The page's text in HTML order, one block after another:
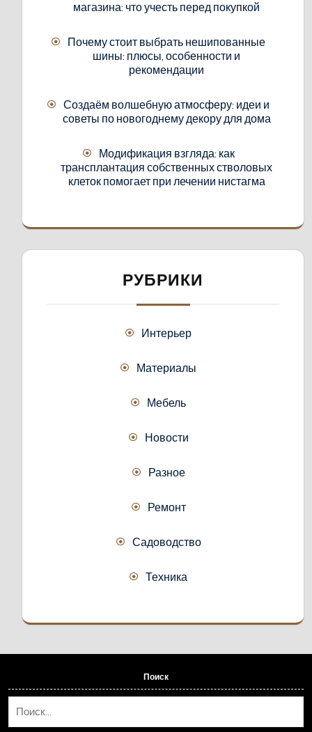
магазина: что учесть перед покупкой
Почему стоит выбрать нешипованные
шины: плюсы, особенности и
рекомендации
Создаём волшебную атмосферу: идеи и
советы по новогоднему декору для дома
Модификация взгляда: как
трансплантация собственных стволовых
клеток помогает при лечении нистагма
РУБРИКИ
Интерьер
Материалы
Мебель
Новости
Разное
Ремонт
Садоводство
Техника
Поиск